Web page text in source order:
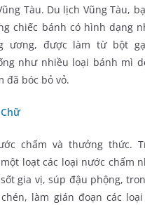
Tàu. Du lịch Vũng Tàu,
chiếc bánh có hình dạng
ương, được làm từ bột
như nhiều loại bánh mì
đã bóc bỏ vỏ.
chấm và thưởng thức.
loạt các loại nước chấm
gia vị, súp đậu phộng,
làm gián đoạn các